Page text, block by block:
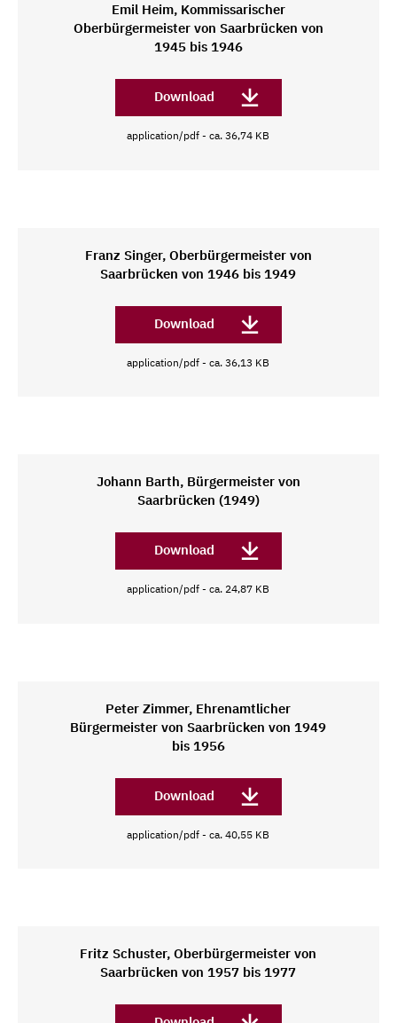
Emil Heim, Kommissarischer
Oberbürgermeister von Saarbrücken von
1945 bis 1946
Download
application/pdf - ca. 36,74 KB
Franz Singer, Oberbürgermeister von
Saarbrücken von 1946 bis 1949
Download
application/pdf - ca. 36,13 KB
Johann Barth, Bürgermeister von
Saarbrücken (1949)
Download
application/pdf - ca. 24,87 KB
Peter Zimmer, Ehrenamtlicher
Bürgermeister von Saarbrücken von 1949
bis 1956
Download
application/pdf - ca. 40,55 KB
Fritz Schuster, Oberbürgermeister von
Saarbrücken von 1957 bis 1977